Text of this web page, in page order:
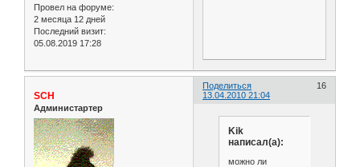
Провел на форуме:
2 месяца 12 дней
Последний визит:
05.08.2019 17:28
Поделиться
16
13.04.2010 21:04
SCH
Администартер
Kik
написал(а):
можно ли